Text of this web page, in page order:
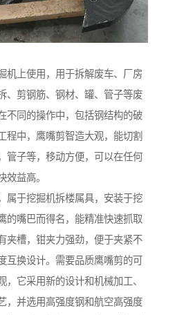
机上使用，用于拆解废车、厂房
、剪钢筋、钢材、罐、管子等废
不同的操作中，包括钢结构的破
程中，鹰嘴剪智造大观，能切割
管子等，移动方便，可以在任何
效益高。
属于挖掘机拆楼属具，安装于挖
的嘴巴而得名，能精准快速抓取
夹槽，钳夹力强劲，便于夹紧不
互换设计。需要品质鹰嘴剪的可
，它采用新的设计和机械加工、
，并选用高强度钢和航空高强度